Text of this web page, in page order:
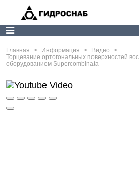
Главная > Информация > Видео
>
Торцевание ортогональных поверхностей
оборудованием Supercombinata